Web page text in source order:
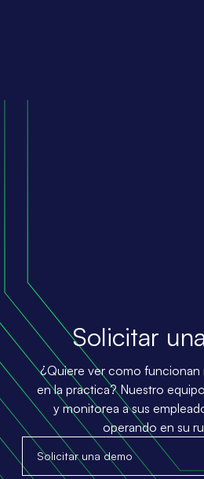
Solicitar
¿Quiere ver como funcionan
en la practica? Nuestro
y monitorea a sus
operando en su
Solicitar una demo